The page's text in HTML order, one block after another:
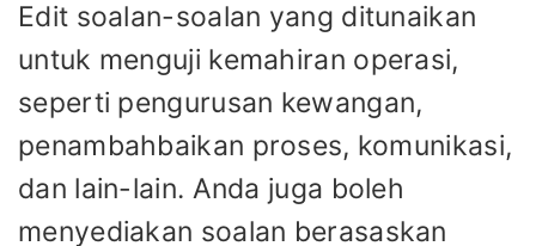
Edit soalan-soalan yang ditunaikan
untuk menguji kemahiran operasi,
seperti pengurusan kewangan,
penambahbaikan proses, komunikasi,
dan lain-lain. Anda juga boleh
menyediakan soalan berasaskan